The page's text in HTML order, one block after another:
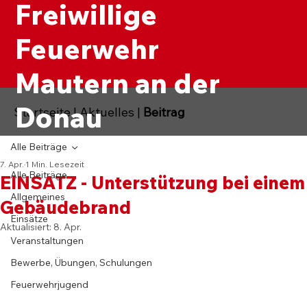
Freiwillige
Feuerwehr
Mautern an der
Donau
Alle Beiträge
Allgemeines
Einsätze
Veranstaltungen
Bewerbe, Übungen, Schulungen
Feuerwehrjugend
Alle Beiträge
EINSATZ - Unterstützung bei einem
Gebäudebrand
7. Apr. 1 Min. Lesezeit
Aktualisiert: 8. Apr.
Startseite|Aktuelles | Beitrag